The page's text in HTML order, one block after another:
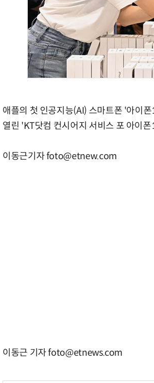
애플의 첫 인공지능(AI) 스마트폰 '아이
열린 'KT닷컴 컨시어지 서비스 포 아이
이동근기자 foto@etnew.com
이동근 기자 foto@etnews.com